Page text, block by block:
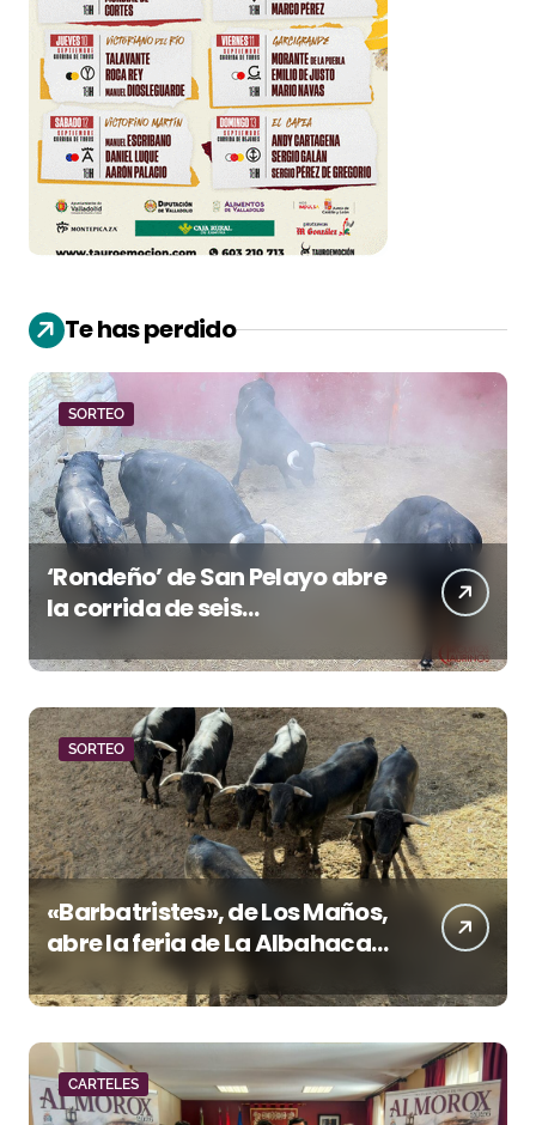
Te has perdido
SORTEO
‘Rondeño’ de San Pelayo abre
la corrida de seis
Santa María esta noche
SORTEO
«Barbatristes», de Los Maños,
abre la feria de La Albahaca
de Huesca
CARTELES